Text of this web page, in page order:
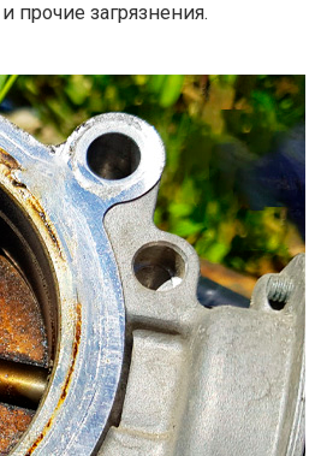
прочие загрязнения.